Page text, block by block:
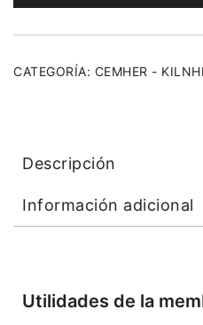
CATEGORÍA: CEMHER -
Descripción
Información adicional
Utilidades de la